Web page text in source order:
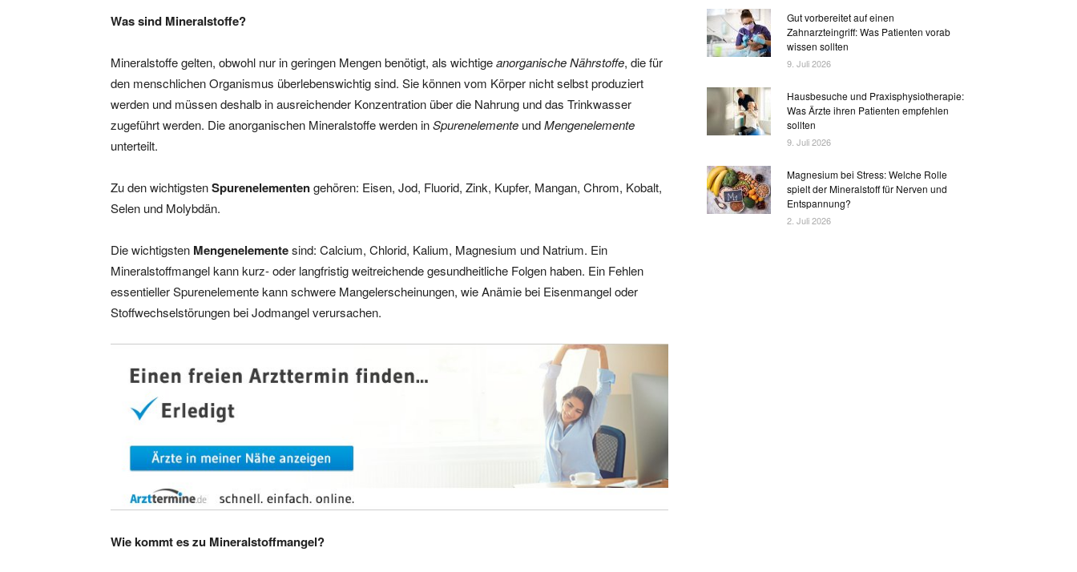
Was sind Mineralstoffe?
Mineralstoffe gelten, obwohl nur in geringen Mengen benötigt, als wichtigeanorganische Nährstoffe, die für
den menschlichen Organismus überlebenswichtig sind. Sie können vom Körper nicht selbst produziert
werden und müssen deshalb in ausreichender Konzentration über die Nahrung und das Trinkwasser
zugeführt werden. Die anorganischen Mineralstoffe werden inSpurenelemente undMengenelemente
unterteilt.
Zu den wichtigstenSpurenelementengehören: Eisen, Jod, Fluorid, Zink, Kupfer, Mangan, Chrom, Kobalt,
Selen und Molybdän.
Die wichtigsten Mengenelementesind: Calcium, Chlorid, Kalium, Magnesium und Natrium. Ein
Mineralstoffmangel kann kurz- oder langfristig weitreichende gesundheitliche Folgen haben. Ein Fehlen
essentieller Spurenelemente kann schwere Mangelerscheinungen, wie Anämie bei Eisenmangel oder
Stoffwechselstörungen bei Jodmangel verursachen.
Wie kommt es zu Mineralstoffmangel?
Gut vorbereitet auf einen
Zahnarzteingriff: Was Patienten vorab
wissen sollten
9. Juli 2026
Hausbesuche und Praxisphysiotherapie:
Was Ärzte ihren Patienten empfehlen
sollten
9. Juli 2026
Magnesium bei Stress: Welche Rolle
spielt der Mineralstoff für Nerven und
Entspannung?
2. Juli 2026